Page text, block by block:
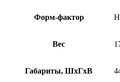
Форм-фактор
Вес
Габариты, ШхГхВ